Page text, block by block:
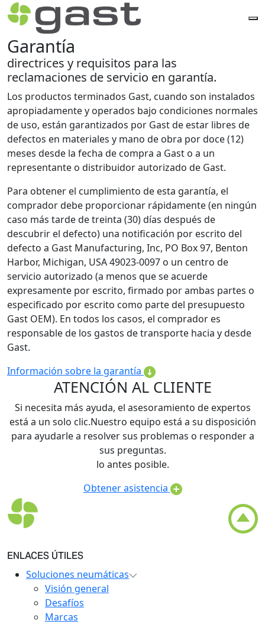
Garantía
directrices y requisitos para las
reclamaciones de servicio en garantía.
Los productos terminados Gast, cuando son instalados
apropiadamente y operados bajo condiciones normales
de uso, están garantizados por Gast de estar libres de
defectos en materiales y mano de obra por doce (12)
meses desde la fecha de compra a Gast o a un
representante o distribuidor autorizado de Gast.
Para obtener el cumplimiento de esta garantía, el
comprador debe proporcionar rápidamente (en ningún
caso más tarde de treinta (30) días después de
descubrir el defecto) una notificación por escrito del
defecto a Gast Manufacturing, Inc, PO Box 97, Benton
Harbor, Michigan, USA 49023-0097 o un centro de
servicio autorizado (a menos que se acuerde
expresamente por escrito, firmado por ambas partes o
especificado por escrito como parte del presupuesto
Gast OEM). En todos los casos, el comprador es
responsable de los gastos de transporte hacia y desde
Gast.
Información sobre la garantía
ATENCIÓN AL CLIENTE
Si necesita más ayuda, el asesoramiento de expertos
está a un solo clic.Nuestro equipo está a su disposición
para ayudarle a resolver sus problemas o responder a
sus preguntas.
lo antes posible.
Obtener asistencia
ENLACES ÚTILES
Soluciones neumáticas
Visión general
Desafíos
Marcas